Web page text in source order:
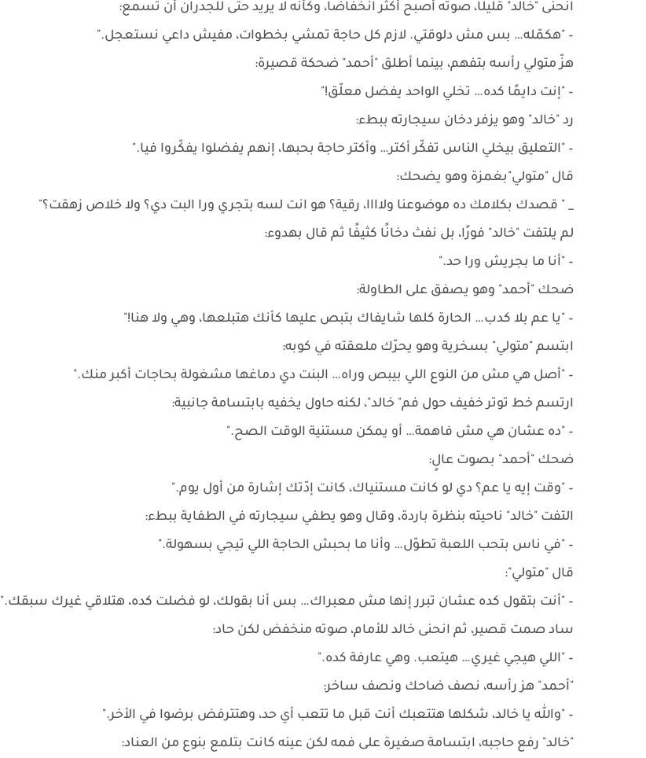
انحنى "خالد" قليلًا، صوته أصبح أكثر انخفاضًا، وكأنه لا يريد حتى للجدران أن تسمع:
– "هكمّله… بس مش دلوقتي. لازم كل حاجة تمشي بخطوات، مفيش داعي نستعجل."
هزّ متولي رأسه بتفهم، بينما أطلق "أحمد" ضحكة قصيرة:
– "إنت دايمًا كده… تخلي الواحد يفضل معلّق!"
رد "خالد" وهو يزفر دخان سيجارته ببطء:
– "التعليق بيخلي الناس تفكّر أكتر… وأكتر حاجة بحبها، إنهم يفضلوا يفكّروا فيا."
قال "متولي"بغمزة وهو يضحك:
_ " قصدك بكلامك ده موضوعنا ولاااا، رقية؟ هو انت لسه بتجري ورا البت دي؟ ولا خلاص زهقت؟"
لم يلتفت "خالد" فورًا، بل نفث دخانًا كثيفًا ثم قال بهدوء:
– "أنا ما بجريش ورا حد."
ضحك "أحمد" وهو يصفق على الطاولة:
– "يا عم بلا كدب… الحارة كلها شايفاك بتبص عليها كأنك هتبلعها، وهي ولا هنا!"
ابتسم "متولي" بسخرية وهو يحرّك ملعقته في كوبه:
– "أصل هي مش من النوع اللي بيبص وراه… البنت دي دماغها مشغولة بحاجات أكبر منك."
ارتسم خط توتر خفيف حول فم" خالد"، لكنه حاول يخفيه بابتسامة جانبية:
– "ده عشان هي مش فاهمة… أو يمكن مستنية الوقت الصح."
ضحك "أحمد" بصوت عالٍ:
– "وقت إيه يا عم؟ دي لو كانت مستنياك، كانت إدّتك إشارة من أول يوم."
التفت "خالد" ناحيته بنظرة باردة، وقال وهو يطفي سيجارته في الطفاية ببطء:
– "في ناس بتحب اللعبة تطوّل… وأنا ما بحبش الحاجة اللي تيجي بسهولة."
قال "متولي":
– "أنت بتقول كده عشان تبرر إنها مش معبراك… بس أنا بقولك، لو فضلت كده، هتلاقي غيرك سبقك."
ساد صمت قصير، ثم انحنى خالد للأمام، صوته منخفض لكن حاد:
– "اللي هيجي غيري… هيتعب. وهي عارفة كده."
"أحمد" هز رأسه، نصف ضاحك ونصف ساخر:
– "والله يا خالد، شكلها هتتعبك أنت قبل ما تتعب أي حد، وهتترفض برضوا في الأخر."
"خالد" رفع حاجبه، ابتسامة صغيرة على فمه لكن عينه كانت بتلمع بنوع من العناد: